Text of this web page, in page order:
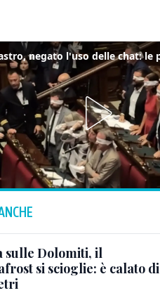
sulle Dolomiti, il
si scioglie: è calato di